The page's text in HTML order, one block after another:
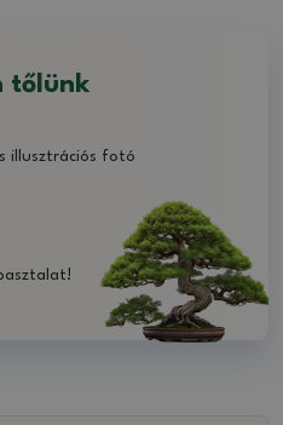
tőlünk
illusztrációs fotó